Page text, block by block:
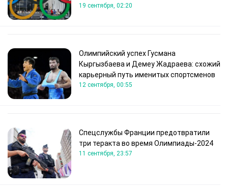
19 сентября, 02:20
Олимпийский успех Гусмана
Кыргызбаева и Демеу Жадраева: схожий
карьерный путь именитых спортсменов
12 сентября, 00:55
Спецслужбы Франции предотвратили
три теракта во время Олимпиады-2024
11 сентября, 23:57